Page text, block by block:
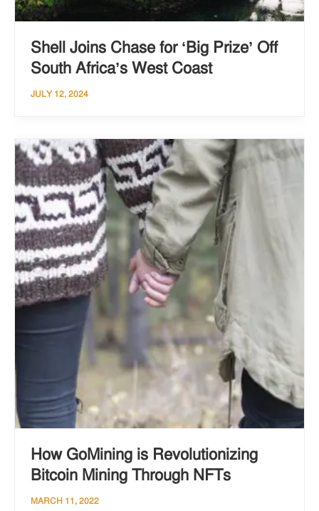
Shell Joins Chase for ‘Big Prize’ Off
South Africa’s West Coast
JULY 12, 2024
How GoMining is Revolutionizing
Bitcoin Mining Through NFTs
MARCH 11, 2022